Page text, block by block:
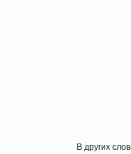
В других